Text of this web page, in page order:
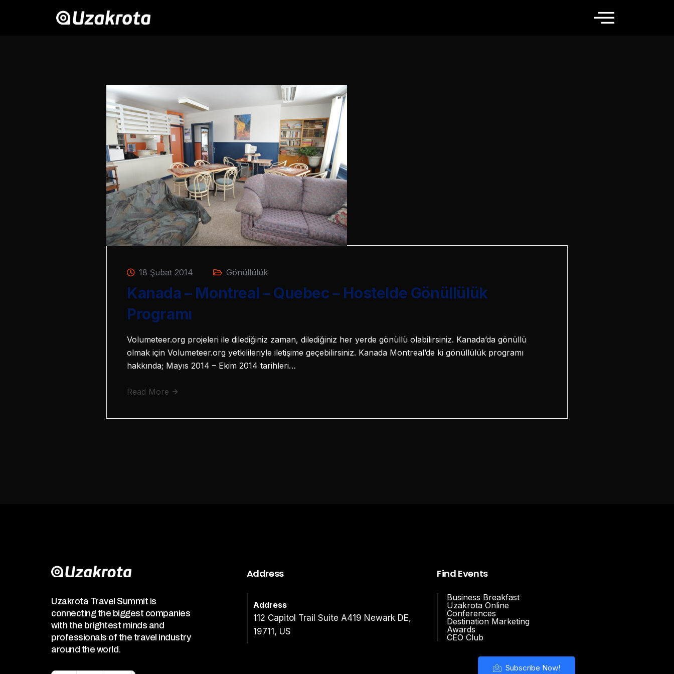
18 Şubat 2014 Gönüllülük
Kanada – Montreal – Quebec – Hostelde Gönüllülük
Programı
Volumeteer.org projeleri ile dilediğiniz zaman, dilediğiniz her yerde gönüllü olabilirsiniz. Kanada’da gönüllü
olmak için Volumeteer.org yetkilileriyle iletişime geçebilirsiniz. Kanada Montreal’de ki gönüllülük programı
hakkında; Mayıs 2014 – Ekim 2014 tarihleri…
Read More
Uzakrota Travel Summit is
connecting the biggest companies
with the brightest minds and
professionals of the travel industry
around the world.
Address
Address
112 Capitol Trail Suite A419 Newark DE,
19711, US
Find Events
Business Breakfast
Uzakrota Online
Conferences
Destination Marketing
Awards
CEO Club
Subscribe Now!